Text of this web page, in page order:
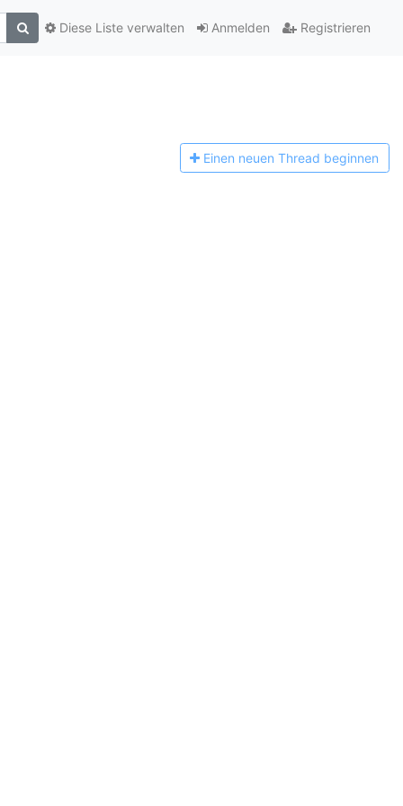
Anmelden Registrieren
Diese Liste verwalten
Einen neuen Thread beginnen